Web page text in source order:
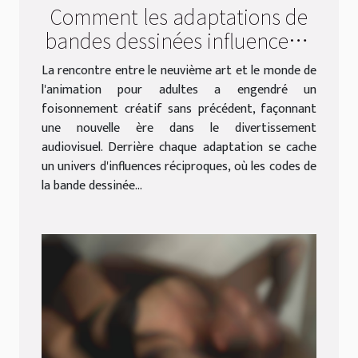
Comment les adaptations de
bandes dessinées influencent-
elles l'animation pour adultes
?
La rencontre entre le neuvième art et le monde de
l'animation pour adultes a engendré un
foisonnement créatif sans précédent, façonnant
une nouvelle ère dans le divertissement
audiovisuel. Derrière chaque adaptation se cache
un univers d'influences réciproques, où les codes de
la bande dessinée...